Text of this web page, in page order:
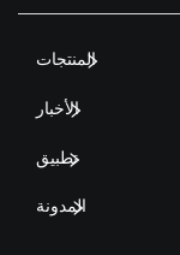
المنتجات
الأخبار
تطبيق
المدونة